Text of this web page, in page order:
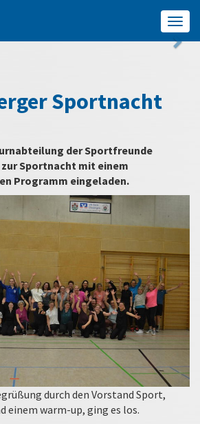
Sportnacht
der Sportfreunde
zur Sportnacht mit einem
Programm eingeladen.
durch den Vorstand Sport,
einem warm-up, ging es los.